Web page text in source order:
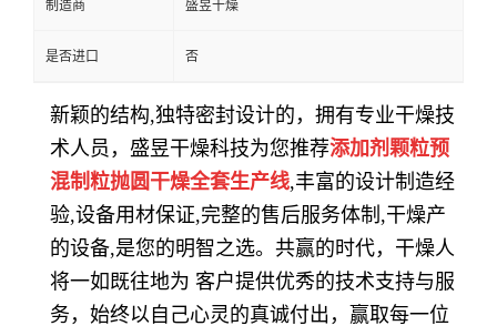
制造商 盛昱干燥
是否进口 否
新颖的结构,独特密封设计的，拥有专业干燥技
术人员， 盛昱干燥科技为您推荐添加剂颗粒预
混制粒抛圆干燥全套生产线,丰富的设计制造经
验,设备用材保证,完整的售后服务体制 ,干燥产
的设备,是您的明智之选。共赢的时代，干燥人
将一如既往地为 客户提供优秀的技术支持与服
务，始终以自己心灵的真诚付出，赢取每一位